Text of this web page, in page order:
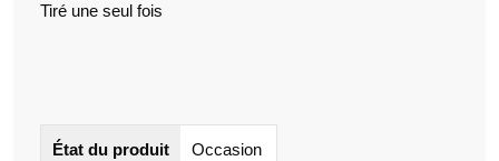
Tiré une seul fois
État du produit Occasion